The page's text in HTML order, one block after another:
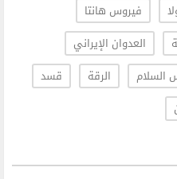
فيروس هانتا
العدوان الإيراني
السلام الرقة
قسد